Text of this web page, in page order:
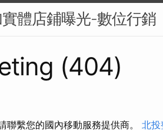
體店鋪曝光-數位行銷
(404)
聯繫您的國內移動服務提供商。 北投